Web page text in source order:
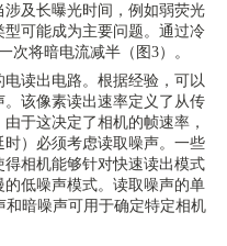
及长曝光时间，例如弱荧光
可能成为主要问题。通过冷
次将暗电流减半（图3）。
读出电路。根据经验，可以
该像素读出速率定义了从传
由于这决定了相机的帧速率，
） 必须考虑读取噪声。一些
相机能够针对快速读出模式
低噪声模式。读取噪声的单
和暗噪声可用于确定特定相机